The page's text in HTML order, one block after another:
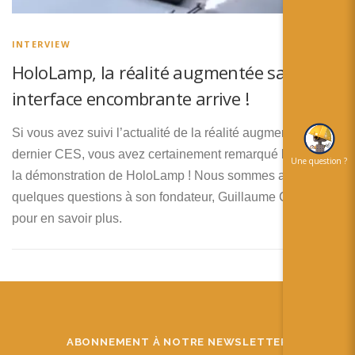
Español
INTERVIEW
HoloLamp, la réalité augmentée sans
interface encombrante arrive !
Si vous avez suivi l’actualité de la réalité augmentée sur le
dernier CES, vous avez certainement remarqué l’impact de
la démonstration de HoloLamp ! Nous sommes allés poser
quelques questions à son fondateur, Guillaume Chican,
pour en savoir plus.
ABONNEMENT À NOTRE NEWSLETTER
Une question ?